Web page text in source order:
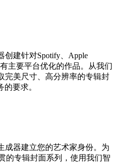
创建针对Spotify、Apple
主要平台优化的作品。从我们
完美尺寸、高分辨率的专辑封
要求。
成器建立您的艺术家身份。为
的专辑封面系列，使用我们智